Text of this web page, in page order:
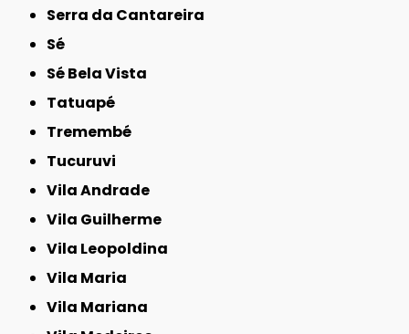
Serra da Cantareira
Sé
Sé Bela Vista
Tatuapé
Tremembé
Tucuruvi
Vila Andrade
Vila Guilherme
Vila Leopoldina
Vila Maria
Vila Mariana